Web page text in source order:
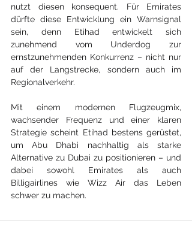
nutzt diesen konsequent. Für Emirates
dürfte diese Entwicklung ein Warnsignal
sein, denn Etihad entwickelt sich
zunehmend vom Underdog zur
ernstzunehmenden Konkurrenz – nicht nur
auf der Langstrecke, sondern auch im
Regionalverkehr.
Mit einem modernen Flugzeugmix,
wachsender Frequenz und einer klaren
Strategie scheint Etihad bestens gerüstet,
um Abu Dhabi nachhaltig als starke
Alternative zu Dubai zu positionieren – und
dabei sowohl Emirates als auch
Billigairlines wie Wizz Air das Leben
schwer zu machen.